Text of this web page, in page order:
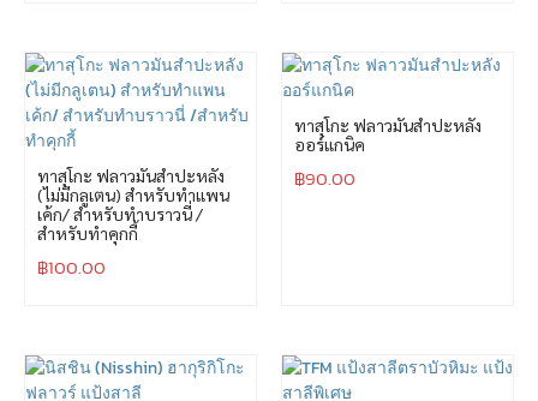
ทาสุโกะ ฟลาวมันสำปะหลัง
(ไม่มีกลูเตน) สำหรับทำแพน
เค้ก/ สำหรับทำบราวนี่ /
สำหรับทำคุกกี้
฿100.00
ทาสุโกะ ฟลาวมันสำปะหลัง
ออร์แกนิค
฿90.00